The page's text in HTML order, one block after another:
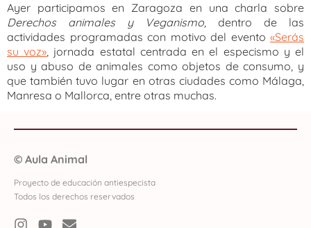
Ayer participamos en Zaragoza en una charla sobre
Derechos animales y Veganismo, dentro de las
actividades programadas con motivo del evento «Serás
su voz», jornada estatal centrada en el especismo y el
uso y abuso de animales como objetos de consumo, y
que también tuvo lugar en otras ciudades como Málaga,
Manresa o Mallorca, entre otras muchas.
© Aula Animal
Proyecto de educación antiespecista
Todos los derechos reservados